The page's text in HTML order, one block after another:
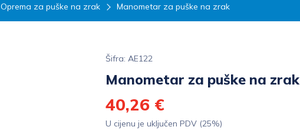
Oprema za puške na zrak Manometar za puške na zrak
Šifra: AE122
Manometar za puške na zrak
40,26 €
U cijenu je uključen PDV (25%)